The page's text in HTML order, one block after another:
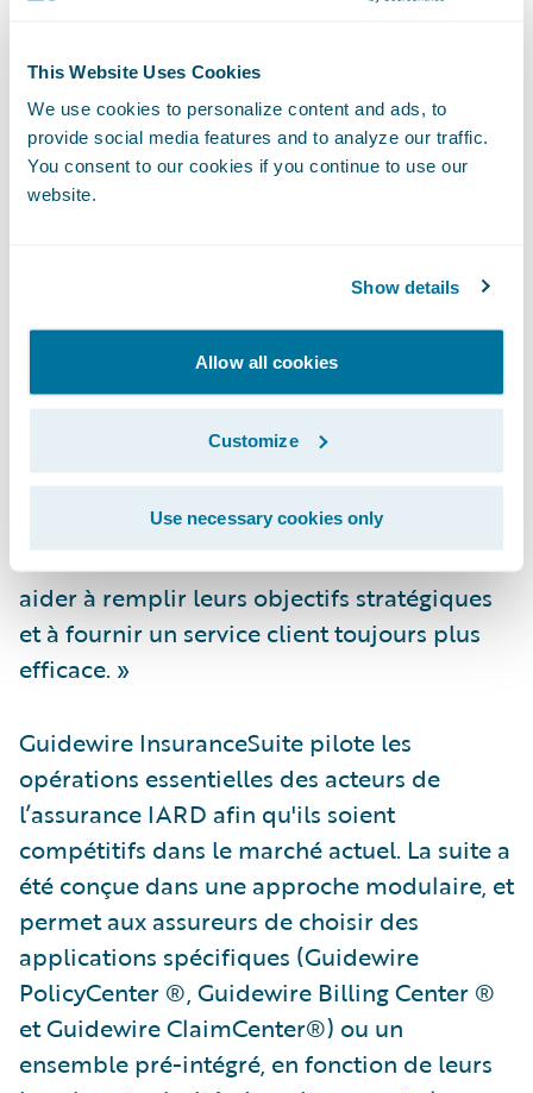
This Website Uses Cookies
We use cookies to personalize content and ads, to
provide social media features and to analyze our traffic.
You consent to our cookies if you continue to use our
website.
Show details
Allow all cookies
Customize
Use necessary cookies only
facturation, ainsi que les processus de
gestion des sinistres sur une plateforme
commune ;
Acquérir une visibilité en temps réel de
« Nous sommes honorés que L'olivier ait
choisi Guidewire InsuranceSuite pour l'aider
à atteindre ses objectifs de transformation
de leur système d’information », explique
Keith Stonell, Directeur Général EMEA chez
Guidewire Software. « Nous avons hâte de
travailler avec L'olivier Assurances et de les
aider à remplir leurs objectifs stratégiques
et à fournir un service client toujours plus
efficace. »
Guidewire InsuranceSuite pilote les
opérations essentielles des acteurs de
l’assurance IARD afin qu'ils soient
compétitifs dans le marché actuel. La suite a
été conçue dans une approche modulaire, et
permet aux assureurs de choisir des
applications spécifiques (Guidewire
PolicyCenter ®, Guidewire Billing Center ®
et Guidewire ClaimCenter®) ou un
ensemble pré-intégré, en fonction de leurs